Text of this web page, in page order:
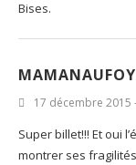
Bises.
17 décembre 2015
Super billet!!! Et oui
montrer ses